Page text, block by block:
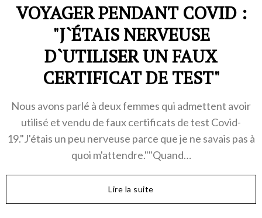
VOYAGER PENDANT COVID :
"J`ÉTAIS NERVEUSE
D`UTILISER UN FAUX
CERTIFICAT DE TEST"
Nous avons parlé à deux femmes qui admettent avoir
utilisé et vendu de faux certificats de test Covid-
19."J'étais un peu nerveuse parce que je ne savais pas à
quoi m'attendre.""Quand…
Lire la suite